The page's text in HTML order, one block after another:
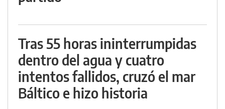
Tras 55 horas ininterrumpidas
dentro del agua y cuatro
intentos fallidos, cruzó el mar
Báltico e hizo historia